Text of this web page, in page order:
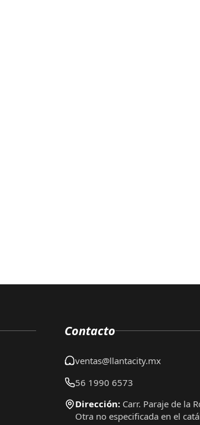
Contacto
ventas@llantacity.mx
56 1990 6573
Dirección: Carr. Paraje de la
Otra no especificada en el